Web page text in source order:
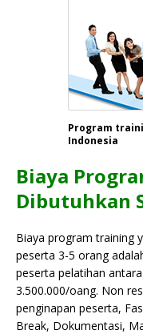
Program
Indonesia
Biaya
Dibutuhkan
Biaya program training
peserta 3-5 orang
peserta pelatihan
3.500.000/oang. Non
penginapan peserta,
Break, Dokumentasi,